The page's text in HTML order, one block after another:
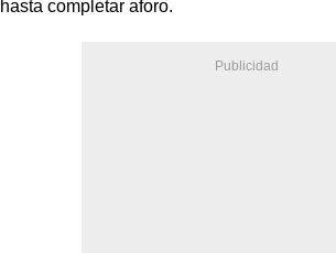
hasta completar aforo.